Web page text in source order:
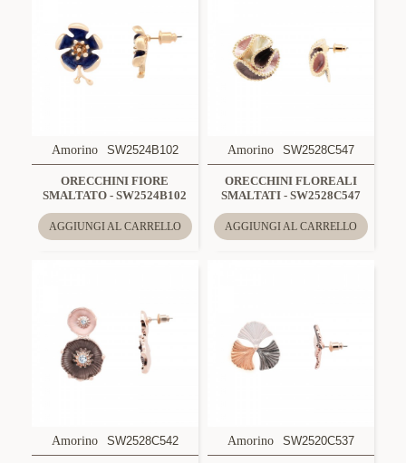
Amorino SW2524B102
ORECCHINI FIORE
SMALTATO - SW2524B102
AGGIUNGI AL CARRELLO
Amorino SW2528C547
ORECCHINI FLOREALI
SMALTATI - SW2528C547
AGGIUNGI AL CARRELLO
Amorino SW2528C542 Amorino SW2520C537